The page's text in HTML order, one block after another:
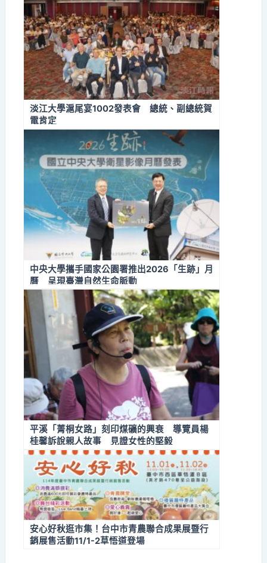
淡江大學滬尾宴1002發表會 總統、副總統賀
電肯定
中央大學攜手國家公園署推出2026「生跡」月
曆 呈現臺灣自然生命脈動
平溪「菁桐女路」刻印煤礦的興衰 導覽員楊
桂馨訴說親人故事 見證女性的堅毅
安心好秋逛市集！台中市青農聯合成果展暨行
銷展售活動11/1-2草悟道登場